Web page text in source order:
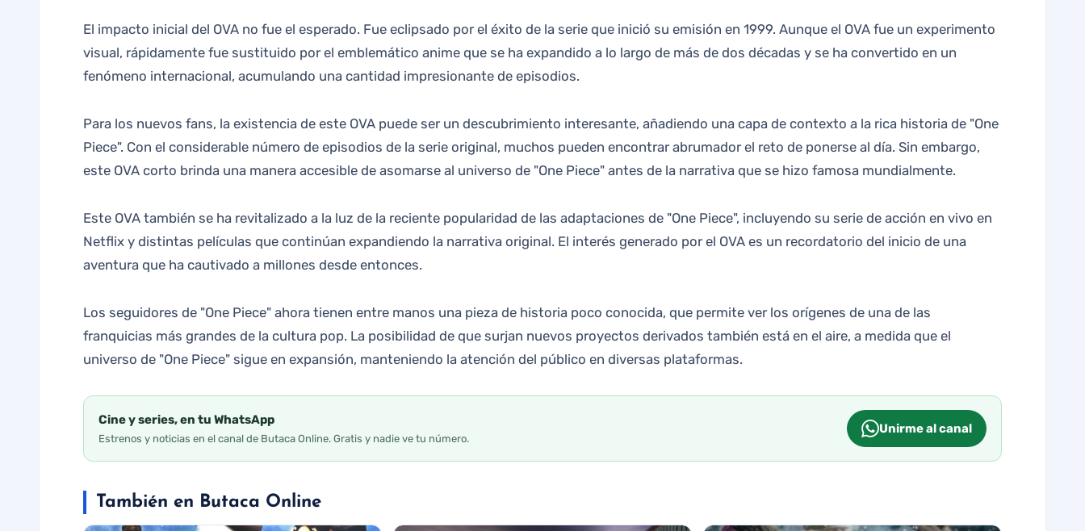
El impacto inicial del OVA no fue el esperado. Fue eclipsado por el éxito de la serie que inició su emisión en 1999. Aunque el OVA fue un experimento
visual, rápidamente fue sustituido por el emblemático anime que se ha expandido a lo largo de más de dos décadas y se ha convertido en un
fenómeno internacional, acumulando una cantidad impresionante de episodios.
Para los nuevos fans, la existencia de este OVA puede ser un descubrimiento interesante, añadiendo una capa de contexto a la rica historia de "One
Piece". Con el considerable número de episodios de la serie original, muchos pueden encontrar abrumador el reto de ponerse al día. Sin embargo,
este OVA corto brinda una manera accesible de asomarse al universo de "One Piece" antes de la narrativa que se hizo famosa mundialmente.
Este OVA también se ha revitalizado a la luz de la reciente popularidad de las adaptaciones de "One Piece", incluyendo su serie de acción en vivo en
Netflix y distintas películas que continúan expandiendo la narrativa original. El interés generado por el OVA es un recordatorio del inicio de una
aventura que ha cautivado a millones desde entonces.
Los seguidores de "One Piece" ahora tienen entre manos una pieza de historia poco conocida, que permite ver los orígenes de una de las
franquicias más grandes de la cultura pop. La posibilidad de que surjan nuevos proyectos derivados también está en el aire, a medida que el
universo de "One Piece" sigue en expansión, manteniendo la atención del público en diversas plataformas.
Cine y series, en tu WhatsApp
Estrenos y noticias en el canal de Butaca Online. Gratis y nadie ve tu número.
Unirme al canal
También en Butaca Online